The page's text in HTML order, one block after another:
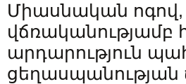
Միասնական
արդարություն
ցեղասպանության